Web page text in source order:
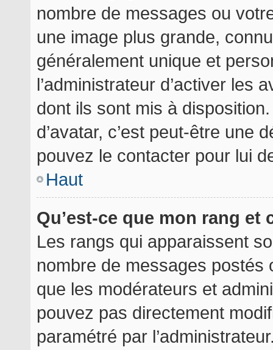
nombre de messages ou
une image plus grande,
généralement unique et
l’administrateur d’activer les
dont ils sont mis à
d’avatar, c’est peut-être une
pouvez le contacter pour lui
Haut
Qu’est-ce que mon rang
Les rangs qui apparaissent
nombre de messages postés
que les modérateurs et
pouvez pas directement
paramétré par